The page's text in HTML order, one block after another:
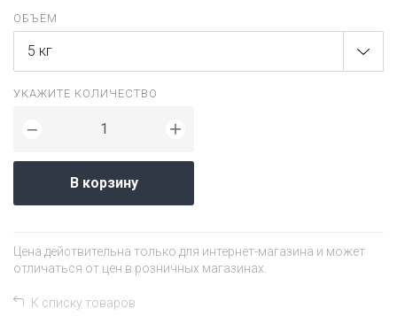
ОБЪЁМ
5 кг
УКАЖИТЕ КОЛИЧЕСТВО
− +
В корзину
Цена действительна только для интернет-магазина и может
отличаться от цен в розничных магазинах.
К списку товаров